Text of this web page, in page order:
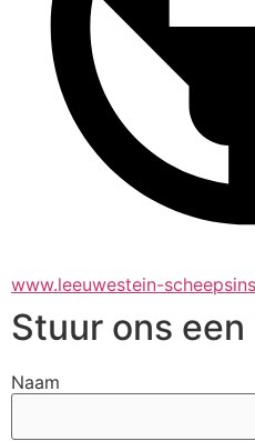
www.leeuwestein-
Stuur ons
Naam